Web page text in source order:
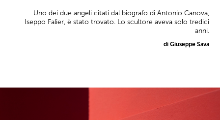
Uno dei due angeli citati dal biografo di Antonio Canova,
Iseppo Falier, è stato trovato. Lo scultore aveva solo tredici
anni.
di Giuseppe Sava